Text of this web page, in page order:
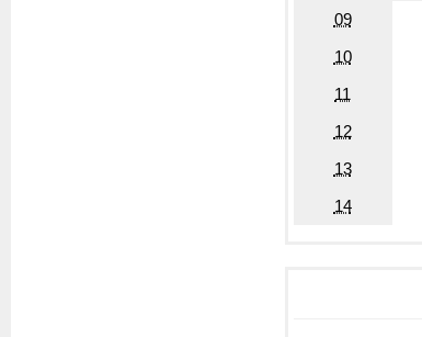
09
10
11
12
13
14